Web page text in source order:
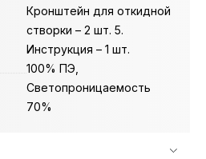
Кронштейн для откидной
створки – 2 шт. 5.
Инструкция – 1 шт.
100% ПЭ,
Светопроницаемость
70%